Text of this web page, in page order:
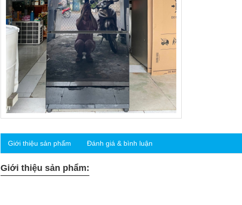
Giới thiệu sản phẩm Đánh giá & bình luận
Giới thiệu sản phẩm: